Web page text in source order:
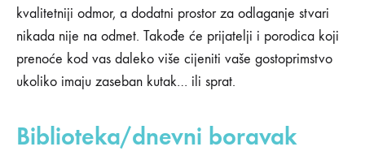
kvalitetniji odmor, a dodatni prostor za odlaganje stvari
nikada nije na odmet. Takođe će prijatelji i porodica koji
prenoće kod vas daleko više cijeniti vaše gostoprimstvo
ukoliko imaju zaseban kutak… ili sprat.
Biblioteka/dnevni boravak